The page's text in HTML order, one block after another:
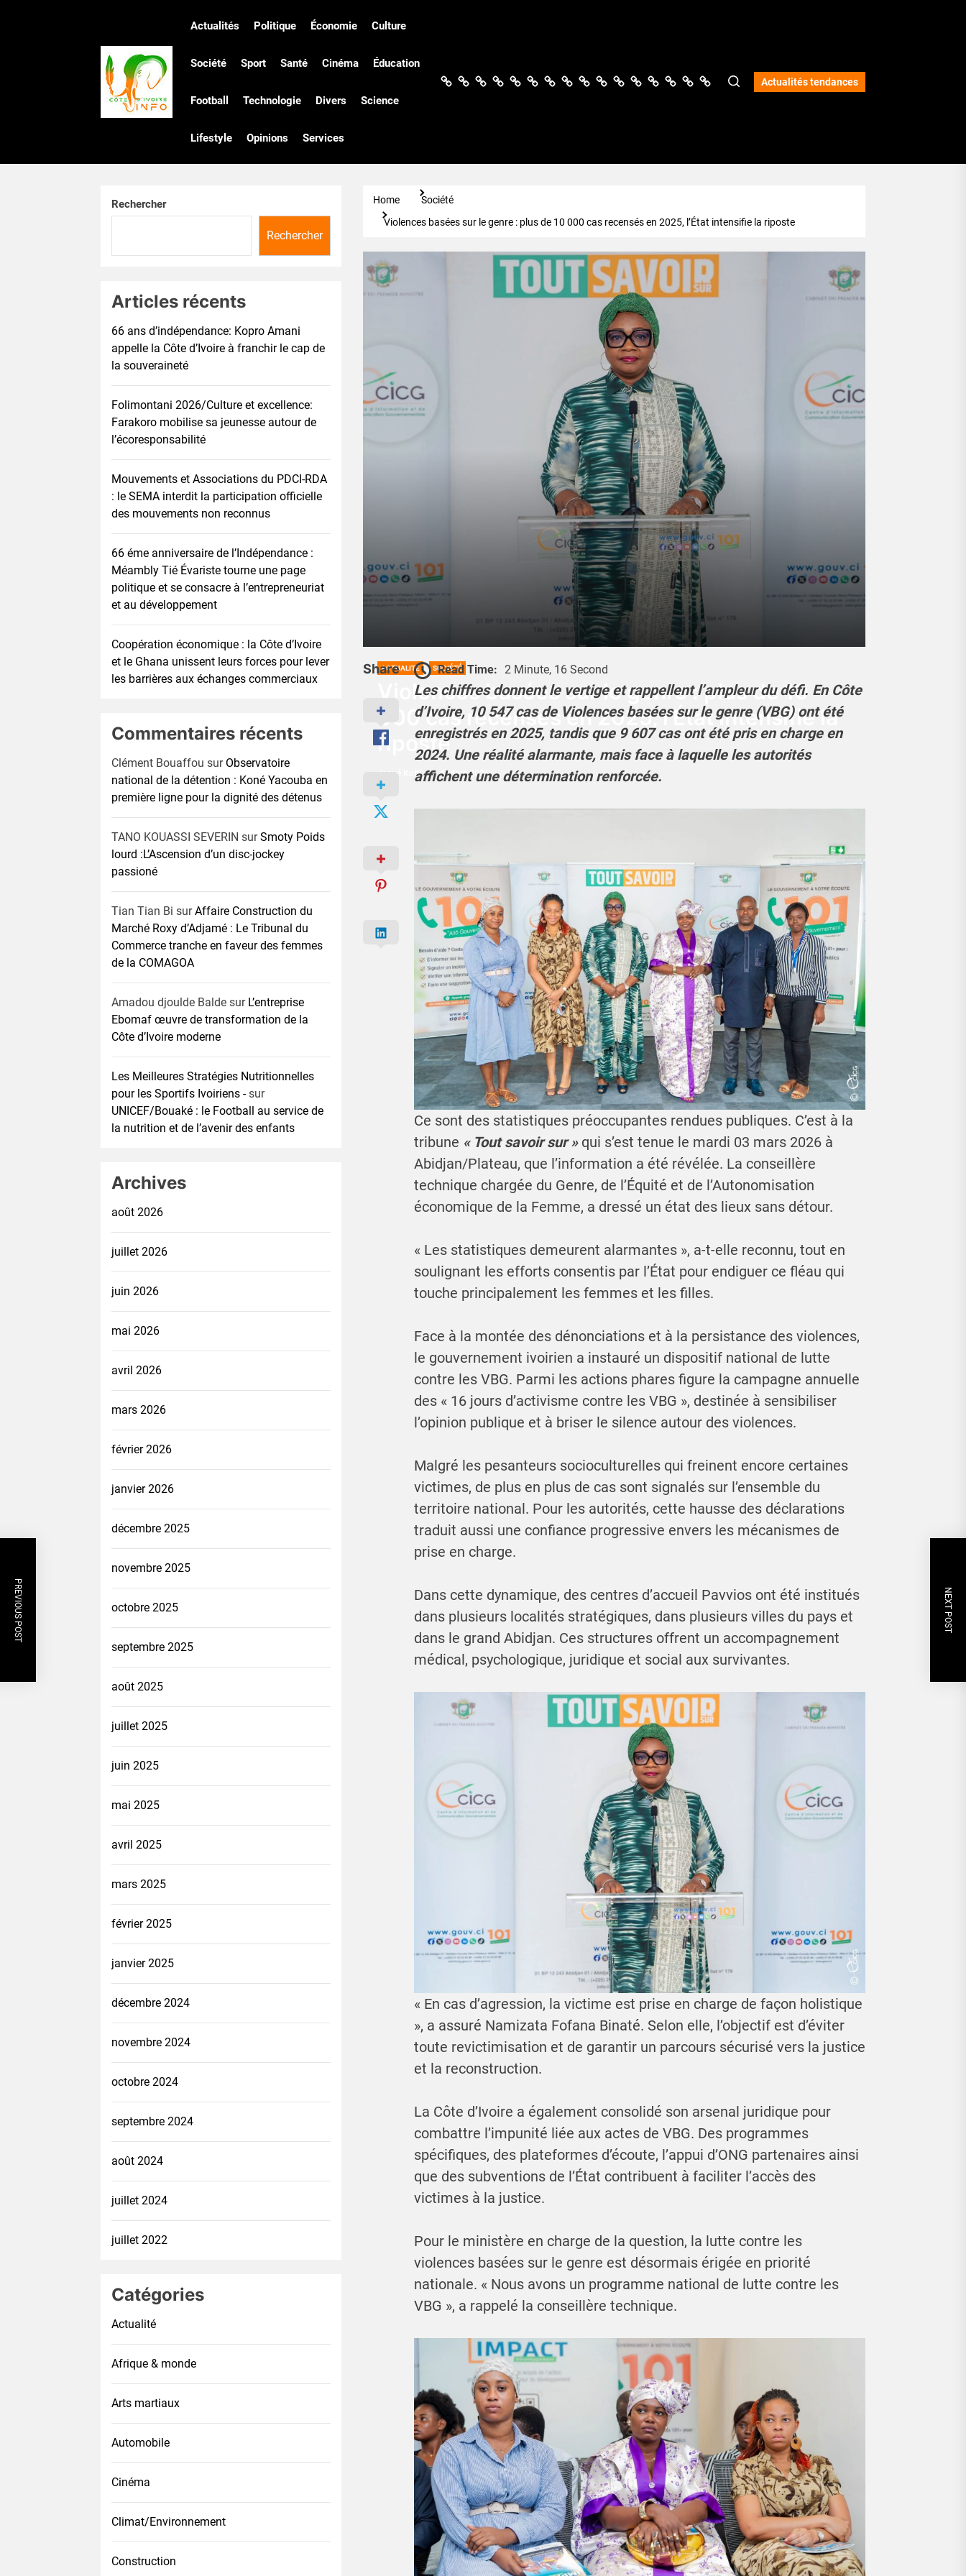
Côte
d'Ivoire
Infos
Actualités Politique Économie Culture
Société Sport Santé Cinéma Éducation
Football Technologie Divers Science
Lifestyle Opinions Services
Actualités
Politique
Économie
CultureSociété
SportSantéCinémaÉducation
Football
Technologie
DiversScience
Lifestyle
OpinionsServices Actualités tendances
Home
Société
Violences basées sur le genre : plus de 10 000 cas recensés en 2025, l’État intensifie la riposte
ACTUALITÉ SOCIÉTÉ
Violences basées sur le genre : plus de 10
000 cas recensés en 2025, l’État intensifie la
riposte
Josué Koffi 4 Mars 2026
Share Read Time: 2 Minute, 16 Second
Les chiffres donnent le vertige et rappellent l’ampleur du défi. En Côte
d’Ivoire, 10 547 cas de Violences basées sur le genre (VBG) ont été
enregistrés en 2025, tandis que 9 607 cas ont été pris en charge en
2024. Une réalité alarmante, mais face à laquelle les autorités
affichent une détermination renforcée.
Ce sont des statistiques préoccupantes rendues publiques. C’est à la
tribune « Tout savoir sur » qui s’est tenue le mardi 03 mars 2026 à
Abidjan/Plateau, que l’information a été révélée. La conseillère
technique chargée du Genre, de l’Équité et de l’Autonomisation
économique de la Femme, a dressé un état des lieux sans détour.
« Les statistiques demeurent alarmantes », a-t-elle reconnu, tout en
soulignant les efforts consentis par l’État pour endiguer ce fléau qui
touche principalement les femmes et les filles.
Face à la montée des dénonciations et à la persistance des violences,
le gouvernement ivoirien a instauré un dispositif national de lutte
contre les VBG. Parmi les actions phares figure la campagne annuelle
des « 16 jours d’activisme contre les VBG », destinée à sensibiliser
l’opinion publique et à briser le silence autour des violences.
Malgré les pesanteurs socioculturelles qui freinent encore certaines
victimes, de plus en plus de cas sont signalés sur l’ensemble du
territoire national. Pour les autorités, cette hausse des déclarations
traduit aussi une confiance progressive envers les mécanismes de
prise en charge.
Dans cette dynamique, des centres d’accueil Pavvios ont été institués
dans plusieurs localités stratégiques, dans plusieurs villes du pays et
dans le grand Abidjan. Ces structures offrent un accompagnement
médical, psychologique, juridique et social aux survivantes.
« En cas d’agression, la victime est prise en charge de façon holistique
», a assuré Namizata Fofana Binaté. Selon elle, l’objectif est d’éviter
toute revictimisation et de garantir un parcours sécurisé vers la justice
et la reconstruction.
La Côte d’Ivoire a également consolidé son arsenal juridique pour
combattre l’impunité liée aux actes de VBG. Des programmes
spécifiques, des plateformes d’écoute, l’appui d’ONG partenaires ainsi
que des subventions de l’État contribuent à faciliter l’accès des
victimes à la justice.
Pour le ministère en charge de la question, la lutte contre les
violences basées sur le genre est désormais érigée en priorité
nationale. « Nous avons un programme national de lutte contre les
VBG », a rappelé la conseillère technique.
PREVIOUS POST NEXT POST
Rechercher
Rechercher
Articles récents
66 ans d’indépendance: Kopro Amani
appelle la Côte d’Ivoire à franchir le cap de
la souveraineté
Folimontani 2026/Culture et excellence:
Farakoro mobilise sa jeunesse autour de
l’écoresponsabilité
Mouvements et Associations du PDCI-RDA
: le SEMA interdit la participation officielle
des mouvements non reconnus
66 éme anniversaire de l’Indépendance :
Méambly Tié Évariste tourne une page
politique et se consacre à l’entrepreneuriat
et au développement
Coopération économique : la Côte d’Ivoire
et le Ghana unissent leurs forces pour lever
les barrières aux échanges commerciaux
Commentaires récents
Clément Bouaffou sur Observatoire
national de la détention : Koné Yacouba en
première ligne pour la dignité des détenus
TANO KOUASSI SEVERIN surSmoty Poids
lourd :L’Ascension d’un disc-jockey
passioné
Tian Tian Bi surAffaire Construction du
Marché Roxy d’Adjamé : Le Tribunal du
Commerce tranche en faveur des femmes
de la COMAGOA
Amadou djoulde Balde sur L’entreprise
Ebomaf œuvre de transformation de la
Côte d’Ivoire moderne
Les Meilleures Stratégies Nutritionnelles
pour les Sportifs Ivoiriens -sur
UNICEF/Bouaké : le Football au service de
la nutrition et de l’avenir des enfants
Archives
août 2026
juillet 2026
juin 2026
mai 2026
avril 2026
mars 2026
février 2026
janvier 2026
décembre 2025
novembre 2025
octobre 2025
septembre 2025
août 2025
juillet 2025
juin 2025
mai 2025
avril 2025
mars 2025
février 2025
janvier 2025
décembre 2024
novembre 2024
octobre 2024
septembre 2024
août 2024
juillet 2024
juillet 2022
Catégories
Actualité
Afrique & monde
Arts martiaux
Automobile
Cinéma
Climat/Environnement
Construction